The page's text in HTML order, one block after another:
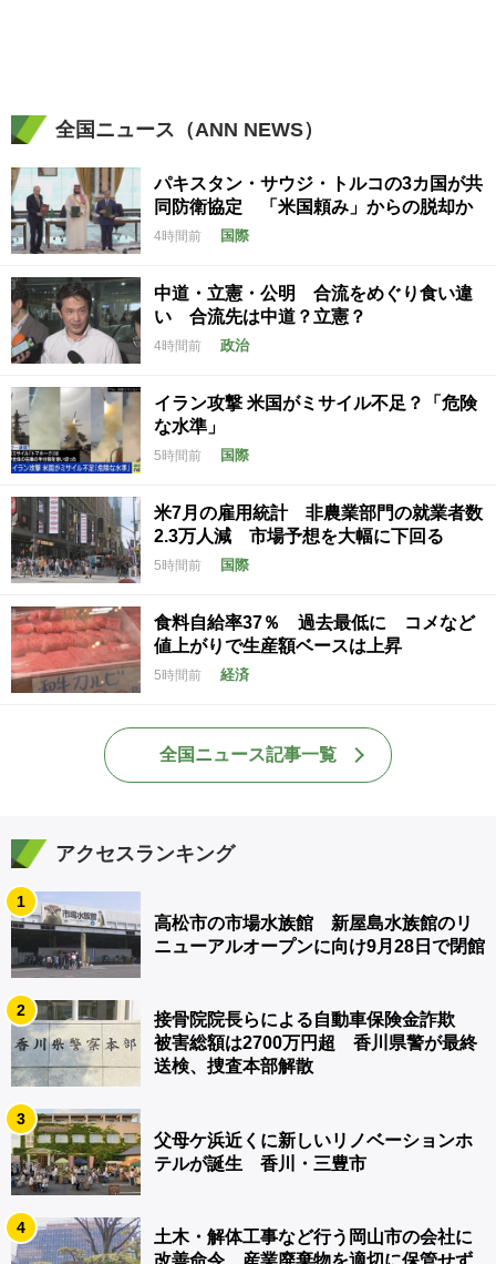
全国ニュース（ANN NEWS）
パキスタン・サウジ・トルコの3カ国が共
同防衛協定 「米国頼み」からの脱却か
4時間前 国際
中道・立憲・公明 合流をめぐり食い違
い 合流先は中道？立憲？
4時間前 政治
イラン攻撃 米国がミサイル不足？「危険
な水準」
5時間前 国際
米7月の雇用統計 非農業部門の就業者数
2.3万人減 市場予想を大幅に下回る
5時間前 国際
食料自給率37％ 過去最低に コメなど
値上がりで生産額ベースは上昇
5時間前 経済
全国ニュース記事一覧
アクセスランキング
1
高松市の市場水族館 新屋島水族館のリ
ニューアルオープンに向け9月28日で閉館
2
接骨院院長らによる自動車保険金詐欺
被害総額は2700万円超 香川県警が最終
送検、捜査本部解散
3
父母ケ浜近くに新しいリノベーションホ
テルが誕生 香川・三豊市
4
土木・解体工事など行う岡山市の会社に
改善命令 産業廃棄物を適切に保管せず